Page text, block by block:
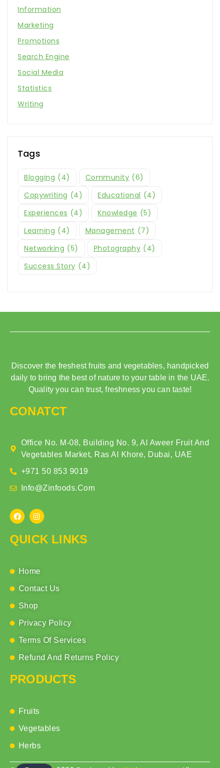
Information
Marketing
Promotions
Search Engine
Social Media
Statistics
Writing
Tags
Blogging (4) Community (6)
Copywriting (4) Educational (4)
Experiences (4) Knowledge (5)
Learning (4) Management (7)
Networking (5) Photography (4)
Success Story (4)
Discover the freshest fruits and vegetables, handpicked
daily to bring the best of nature to your table in the UAE.
Quality you can trust, freshness you can taste!
CONATCT
Office No. M-08, Building No. 9, Al Aweer Fruit And
Vegetables Market, Ras Al Khore, Dubai, UAE
+971 50 853 9019
Info@zinfoods.com
QUICK LINKS
Home
Contact Us
Shop
Privacy Policy
Terms Of Services
Refund And Returns Policy
PRODUCTS
Fruits
Vegetables
Herbs